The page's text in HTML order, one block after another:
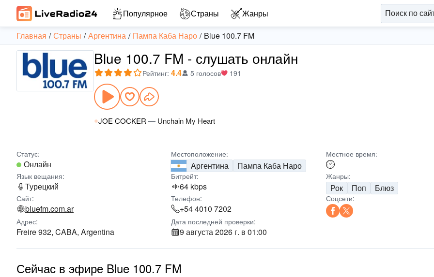
Популярное Страны Жанры
Главная Страны Аргентина Пампа Каба Наро Blue 100.7 FM
Blue 100.7 FM - слушать онлайн
Рейтинг: 4.4 5 голосов 191
JOE COCKER — Unchain My Heart
Статус:
Онлайн
Местоположение:
Аргентина Пампа Каба Наро
Местное время:
Язык вещания:
Турецкий
Битрейт:
64 kbps
Жанры:
Рок Поп Блюз
Сайт:
bluefm.com.ar
Телефон:
+54 4010 7202
Соцсети:
Адрес:
Freire 932, CABA, Argentina
Дата последней проверки:
9 августа 2026 г. в 01:00
Сейчас в эфире Blue 100.7 FM